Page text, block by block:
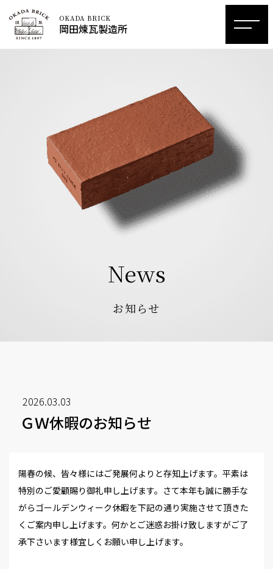
OKADA BRICK
岡田煉瓦製造所
News
お知らせ
2026.03.03
ＧＷ休暇のお知らせ
陽春の候、皆々様にはご発展何よりと存知上げます。平素は
特別のご愛顧賜り御礼申し上げます。さて本年も誠に勝手な
がらゴールデンウィーク休暇を下記の通り実施させて頂きた
くご案内申し上げます。何かとご迷惑お掛け致しますがご了
承下さいます様宜しくお願い申し上げます。